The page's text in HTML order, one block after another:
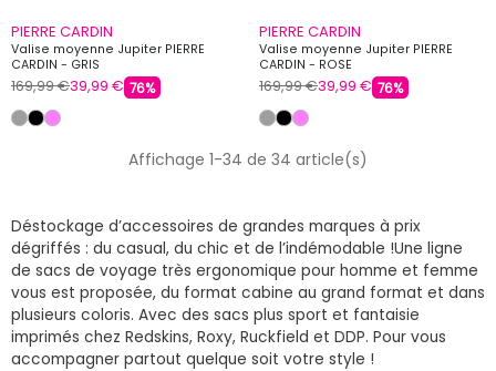
PIERRE CARDIN
Valise moyenne Jupiter PIERRE
CARDIN - GRIS
169,99 €39,99 € 76%
PIERRE CARDIN
Valise moyenne Jupiter PIERRE
CARDIN - ROSE
169,99 €39,99 € 76%
Affichage 1-34 de 34 article(s)
Déstockage d’accessoires de grandes marques à prix
dégriffés : du casual, du chic et de l’indémodable !Une ligne
de sacs de voyage très ergonomique pour homme et femme
vous est proposée, du format cabine au grand format et dans
plusieurs coloris. Avec des sacs plus sport et fantaisie
imprimés chez Redskins, Roxy, Ruckfield et DDP. Pour vous
accompagner partout quelque soit votre style !